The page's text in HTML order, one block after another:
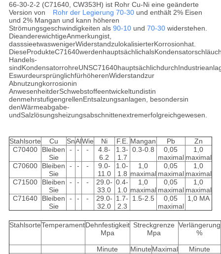
66-30-2-2 (C71640, CW353H) ist Rohr Cu-Ni eine geänderte
Version von
Rohr der Legierung 70-30und enthält 2% Eisen
und 2% Mangan und kann höheren
Strömungsgeschwindigkeiten als 90-10und 70-30widerstehen.
DieanderewichtigeAnmerkungist,
dasssieetwaswenigerWiderstandzulokalisierterKorrosionhat.
Handels-
EswurdeursprünglichfürhöherenWiderstandzur
Abnutzungkorrosionin
AnwesenheitderSchwebstoffeentwickeltundistin
denmehrstufigengrellenEntsalzungsanlagen, besondersin
denWärmeabgabe-
undSalzlösungsheizungsabschnittenextremerfolgreichgewesen.
Stahlsorte Cu SnAlWie Ni F.E. Mangan Pb
Zn
C70400
Bleiben
Sie
- - -
4.8-
6.2
1.3-
1.7
0.3-0.8
0,05
maximal
1,0
maximal
C70600
Bleiben
Sie
- - -
9.0-
11.0
1.0-
1.8
1,0
maximal
0,05
maximal
1,0
maximal
C71500
Bleiben
Sie
- - -
29.0-
33.0
0.4-
1.0
1,0
maximal
0,05
maximal
1,0
maximal
C71640
Bleiben
Sie
- - -
29.0-
32.0
1.7-
2.3
1.5-2.5
0,05
maximal
1,0 MA
StahlsorteTemperamentDehnfestigkeit
Mpa
Streckgrenze
Mpa
Verlängerung
%
Minute MinuteMaximal
Minute